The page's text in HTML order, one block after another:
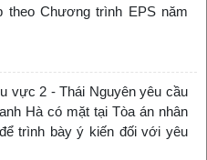
theo Chương trình EPS năm
vực 2 - Thái Nguyên yêu cầu
Hà có mặt tại Tòa án nhân
trình bày ý kiến đối với yêu